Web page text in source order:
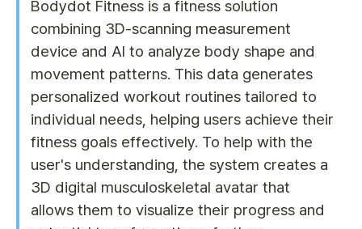
Bodydot Fitness is a fitness solution
combining 3D-scanning measurement
device and AI to analyze body shape and
movement patterns. This data generates
personalized workout routines tailored to
individual needs, helping users achieve their
fitness goals effectively. To help with the
user's understanding, the system creates a
3D digital musculoskeletal avatar that
allows them to visualize their progress and